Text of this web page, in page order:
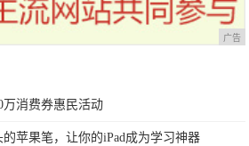
广告
万消费券惠民活动
苹果笔，让你的iPad成为学习神器